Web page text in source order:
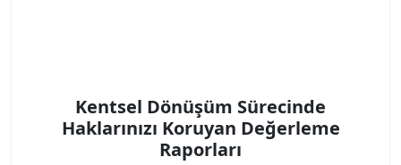
Kentsel Dönüşüm Sürecinde
Haklarınızı Koruyan Değerleme
Raporları